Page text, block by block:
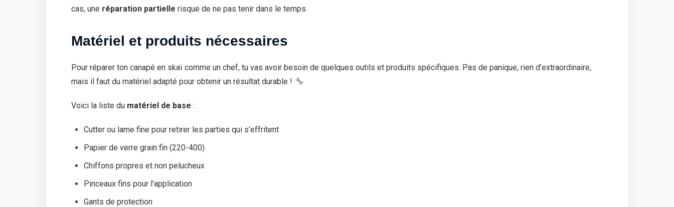
cas, une réparation partielle risque de ne pas tenir dans le temps.
Matériel et produits nécessaires
Pour réparer ton canapé en skaï comme un chef, tu vas avoir besoin de quelques outils et produits spécifiques. Pas de panique, rien d’extraordinaire,
mais il faut du matériel adapté pour obtenir un résultat durable !
Voici la liste du matériel de base :
Cutter ou lame fine pour retirer les parties qui s’effritent
Papier de verre grain fin (220-400)
Chiffons propres et non pelucheux
Pinceaux fins pour l’application
Gants de protection